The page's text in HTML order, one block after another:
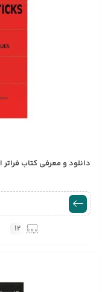
دانلود و معرفی کتاب
12